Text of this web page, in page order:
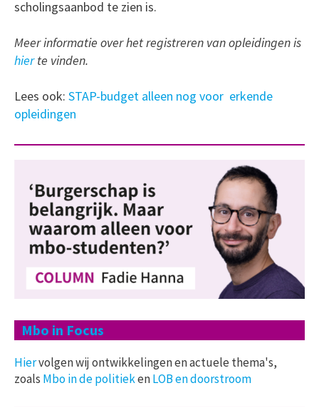
scholingsaanbod te zien is.
Meer informatie over het registreren van opleidingen is
hierte vinden.
Lees ook: STAP-budget alleen nog voor erkende
opleidingen
Mbo in Focus
Hiervolgen wij ontwikkelingen en actuele thema's,
zoals Mbo in de politiekenLOB en doorstroom